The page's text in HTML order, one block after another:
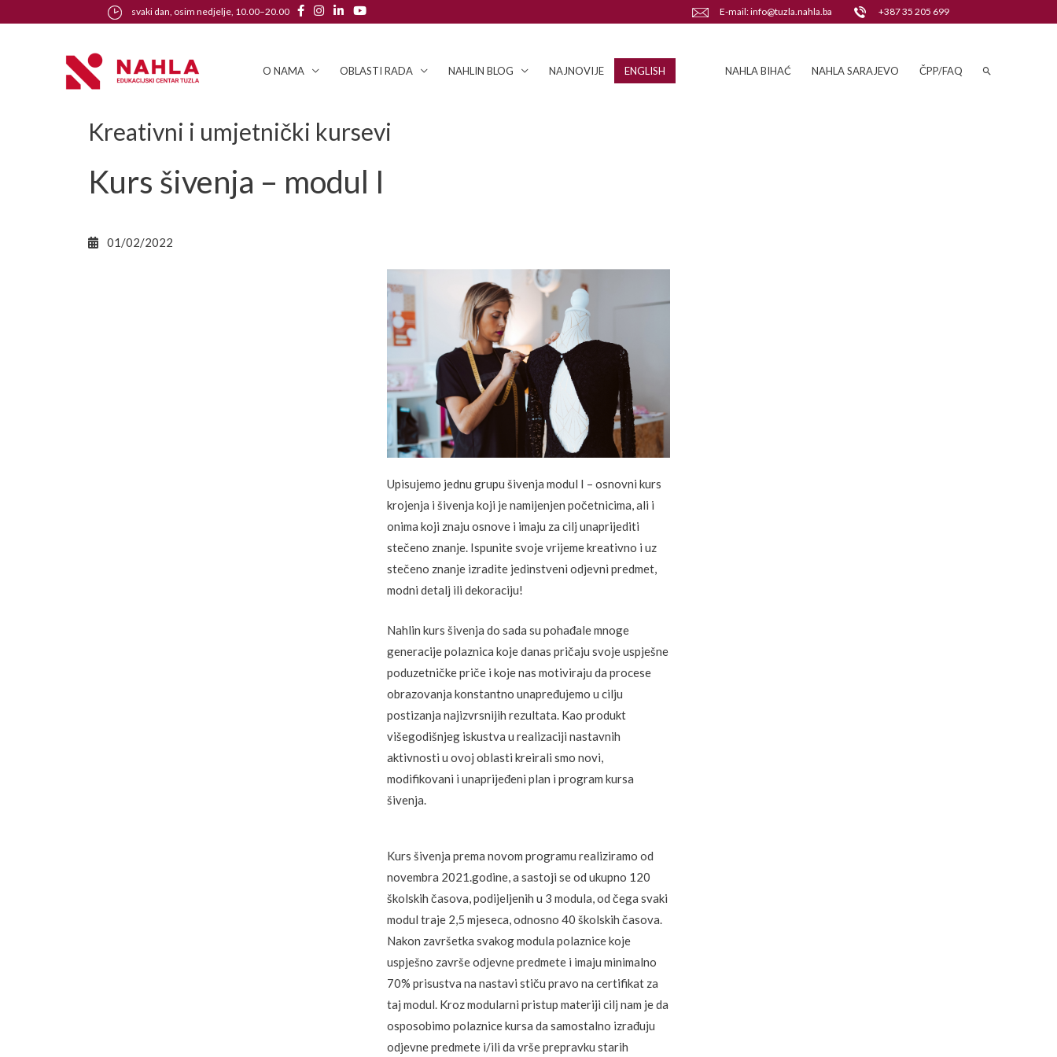
svaki dan, osim nedjelje, 10.00–20.00 E-mail: info@tuzla.nahla.ba +387 35 205 699
O NAMA OBLASTI RADA NAHLIN BLOG NAJNOVIJE ENGLISH NAHLA BIHAĆ NAHLA SARAJEVO ČPP/FAQ
Kreativni i umjetnički kursevi
Kurs šivenja – modul I
01/02/2022
Upisujemo jednu grupu šivenja modul I – osnovni kurs
krojenja i šivenja koji je namijenjen početnicima, ali i
onima koji znaju osnove i imaju za cilj unaprijediti
stečeno znanje. Ispunite svoje vrijeme kreativno i uz
stečeno znanje izradite jedinstveni odjevni predmet,
modni detalj ili dekoraciju!
Nahlin kurs šivenja do sada su pohađale mnoge
generacije polaznica koje danas pričaju svoje uspješne
poduzetničke priče i koje nas motiviraju da procese
obrazovanja konstantno unapređujemo u cilju
postizanja najizvrsnijih rezultata. Kao produkt
višegodišnjeg iskustva u realizaciji nastavnih
aktivnosti u ovoj oblasti kreirali smo novi,
modifikovani i unaprijeđeni plan i program kursa
šivenja.
Kurs šivenja prema novom programu realiziramo od
novembra 2021.godine, a sastoji se od ukupno 120
školskih časova, podijeljenih u 3 modula, od čega svaki
modul traje 2,5 mjeseca, odnosno 40 školskih časova.
Nakon završetka svakog modula polaznice koje
uspješno završe odjevne predmete i imaju minimalno
70% prisustva na nastavi stiču pravo na certifikat za
taj modul. Kroz modularni pristup materiji cilj nam je da
osposobimo polaznice kursa da samostalno izrađuju
odjevne predmete i/ili da vrše prepravku starih